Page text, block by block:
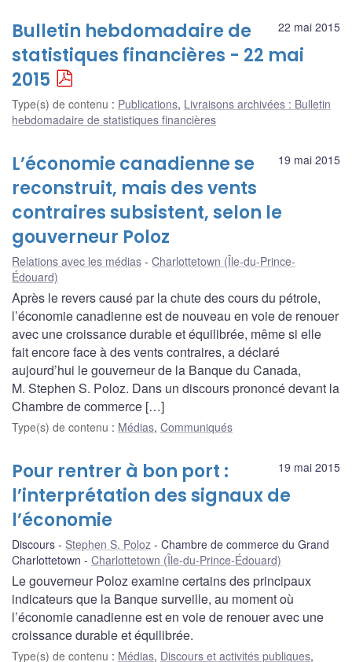
22 mai 2015
Bulletin hebdomadaire de
statistiques financières - 22 mai
2015
Type(s) de contenu : Publications, Livraisons archivées : Bulletin
hebdomadaire de statistiques financières
19 mai 2015
L’économie canadienne se
reconstruit, mais des vents
contraires subsistent, selon le
gouverneur Poloz
Relations avec les médias
Charlottetown (Île-du-Prince-
Édouard)
Après le revers causé par la chute des cours du pétrole,
l’économie canadienne est de nouveau en voie de renouer
avec une croissance durable et équilibrée, même si elle
fait encore face à des vents contraires, a déclaré
aujourd’hui le gouverneur de la Banque du Canada,
M. Stephen S. Poloz. Dans un discours prononcé devant la
Chambre de commerce […]
Type(s) de contenu : Médias, Communiqués
19 mai 2015
Pour rentrer à bon port :
l’interprétation des signaux de
l’économie
Discours Stephen S. Poloz
Chambre de commerce du Grand
Charlottetown
Charlottetown (Île-du-Prince-Édouard)
Le gouverneur Poloz examine certains des principaux
indicateurs que la Banque surveille, au moment où
l’économie canadienne est en voie de renouer avec une
croissance durable et équilibrée.
Type(s) de contenu : Médias, Discours et activités publiques,